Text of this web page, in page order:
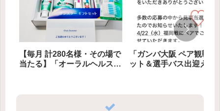
【毎月 計280名様・その場で
当たる】「オーラルヘルスセ
「ガンバ大阪 ペア観戦チ
ット＆選手バス出迎え」